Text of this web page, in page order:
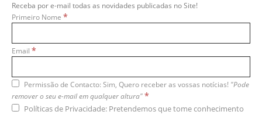
Receba por e-mail todas as novidades publicadas no Site!
Primeiro Nome *
Email *
Permissão de Contacto: Sim, Quero receber as vossas notícias! "Pode
remover o seu e-mail em qualquer altura"*
Políticas de Privacidade: Pretendemos que tome conhecimento